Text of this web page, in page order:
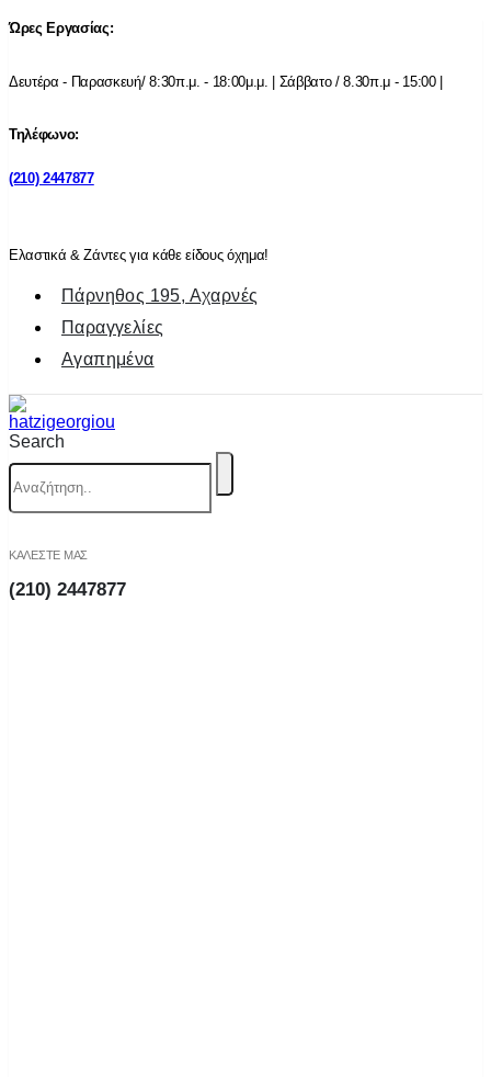
Ώρες Εργασίας:
Δευτέρα - Παρασκευή/ 8:30π.μ. - 18:00μ.μ. | Σάββατο / 8.30π.μ - 15:00 |
Τηλέφωνο:
(210) 2447877
Ελαστικά & Ζάντες για κάθε είδους όχημα!
Πάρνηθος 195, Αχαρνές
Παραγγελίες
Αγαπημένα
Search
ΚΑΛΕΣΤΕ ΜΑΣ
(210) 2447877